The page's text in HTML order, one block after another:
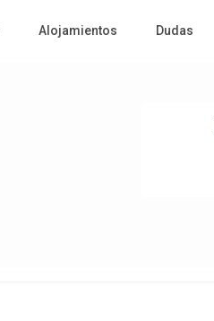
Alojamientos Dudas